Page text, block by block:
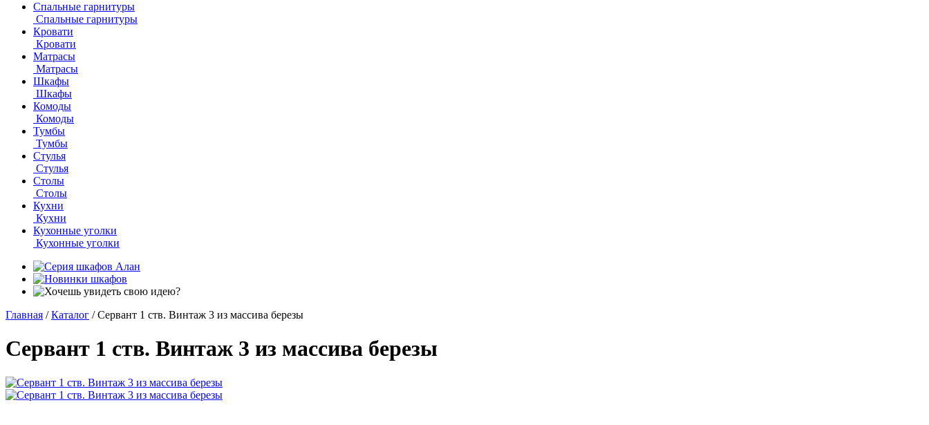
Спальные гарнитуры
Спальные гарнитуры
Кровати
Кровати
Матрасы
Матрасы
Шкафы
Шкафы
Комоды
Комоды
Тумбы
Тумбы
Стулья
Стулья
Столы
Столы
Кухни
Кухни
Кухонные уголки
Кухонные уголки
Главная / Каталог / Сервант 1 ств. Винтаж 3 из массива березы
Сервант 1 ств. Винтаж 3 из массива березы